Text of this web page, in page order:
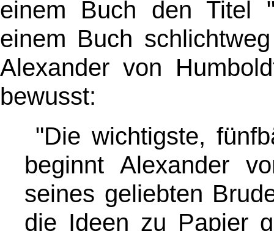
einem Buch den Titel
einem Buch
Alexander von
bewusst:
"Die wichtigste,
beginnt Alexander
seines geliebten
die Ideen zu Papier